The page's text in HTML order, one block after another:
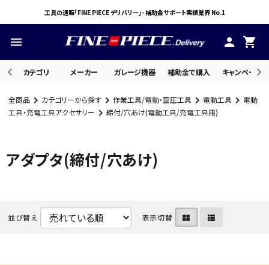
工具の通販「FINE PIECE デリバリー」- 補助金サポート実績業界 No.1
menu person shopping_cart
カテゴリ メーカー ガレージ機器 補助金で購入 キャンペーン
search
ACCOUNT MENU
ログイン person 会員登録
全商品 カテゴリーから探す 作業工具/電動・空圧工具 電動工具
電動
工具・充電工具アクセサリー
締付/穴あけ(電動工具/充電工具用)
アダプタ(締付/穴あけ)
並び替え 表示切替